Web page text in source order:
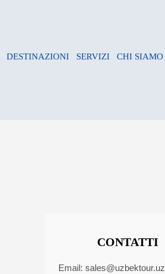
DESTINAZIONI SERVIZI CHI SIAMO
CONTATTI
Email: sales@uzbektour.uz